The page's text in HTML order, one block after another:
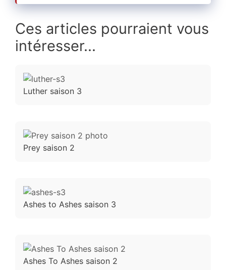
Ces articles pourraient vous
intéresser...
Luther saison 3
Prey saison 2
Ashes to Ashes saison 3
Ashes To Ashes saison 2